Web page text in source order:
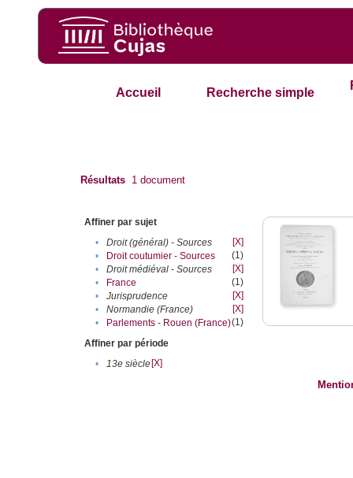
Accueil Recherche simple
Résultats 1 document
Affiner par sujet
•
Droit (général) - Sources
[X]
•
Droit coutumier - Sources
(1)
•
Droit médiéval - Sources
[X]
•
France
(1)
•
Jurisprudence
[X]
•
Normandie (France)
[X]
•
Parlements - Rouen (France)(1)
Affiner par période
•
13e siècle[X]